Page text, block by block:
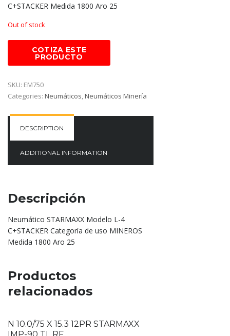
C+STACKER Medida 1800 Aro 25
Out of stock
SKU: EM750
Categories: Neumáticos,Neumáticos Minería
DESCRIPTION
ADDITIONAL INFORMATION
Descripción
Neumático STARMAXX Modelo L-4
C+STACKER Categoría de uso MINEROS
Medida 1800 Aro 25
Productos
relacionados
N 10.0/75 X 15.3 12PR STARMAXX